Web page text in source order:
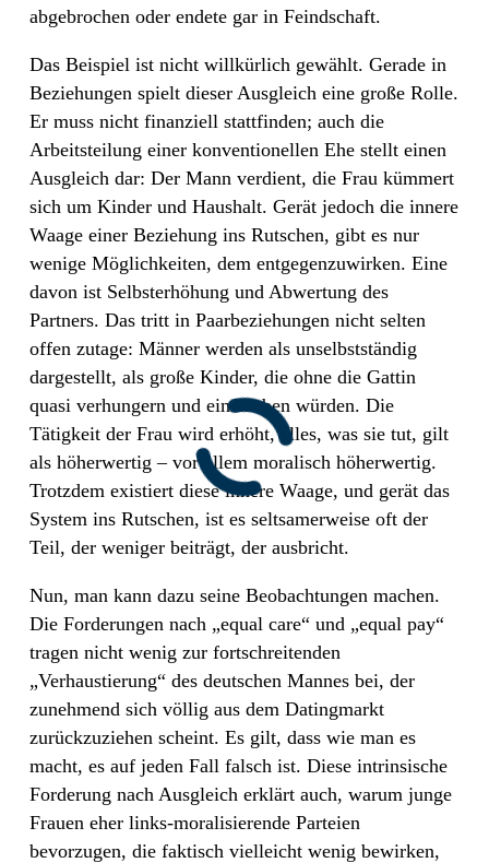
abgebrochen oder endete gar in Feindschaft.
Das Beispiel ist nicht willkürlich gewählt. Gerade in
Beziehungen spielt dieser Ausgleich eine große Rolle.
Er muss nicht finanziell stattfinden; auch die
Arbeitsteilung einer konventionellen Ehe stellt einen
Ausgleich dar: Der Mann verdient, die Frau kümmert
sich um Kinder und Haushalt. Gerät jedoch die innere
Waage einer Beziehung ins Rutschen, gibt es nur
wenige Möglichkeiten, dem entgegenzuwirken. Eine
davon ist Selbsterhöhung und Abwertung des
Partners. Das tritt in Paarbeziehungen nicht selten
offen zutage: Männer werden als unselbstständig
dargestellt, als große Kinder, die ohne die Gattin
quasi verhungern und einstauben würden. Die
Tätigkeit der Frau wird erhöht, alles, was sie tut, gilt
als höherwertig – vor allem moralisch höherwertig.
Trotzdem existiert diese innere Waage, und gerät das
System ins Rutschen, ist es seltsamerweise oft der
Teil, der weniger beiträgt, der ausbricht.
Nun, man kann dazu seine Beobachtungen machen.
Die Forderungen nach „equal care“ und „equal pay“
tragen nicht wenig zur fortschreitenden
„Verhaustierung“ des deutschen Mannes bei, der
zunehmend sich völlig aus dem Datingmarkt
zurückzuziehen scheint. Es gilt, dass wie man es
macht, es auf jeden Fall falsch ist. Diese intrinsische
Forderung nach Ausgleich erklärt auch, warum junge
Frauen eher links-moralisierende Parteien
bevorzugen, die faktisch vielleicht wenig bewirken,